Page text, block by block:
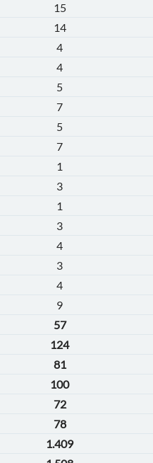
15
14
4
4
5
7
5
7
1
3
1
3
4
3
4
9
57
124
81
100
72
78
1.409